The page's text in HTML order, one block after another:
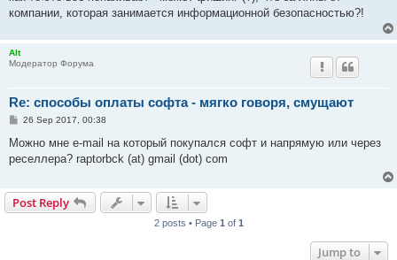
компании, которая занимается информационной безопасностью?!
Alt
Модератор Форума
Re: способы оплаты софта - мягко говоря, смущают
P
s
26 Sep 2017, 00:38
Можно мне e-mail на который покупался софт и напрямую или через
реселлера? raptorbck (at) gmail (dot) com
Post Reply
2 posts • Page 1 of 1
Jump to